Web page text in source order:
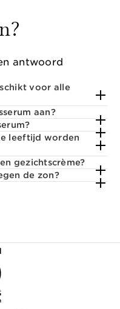
antwoord
voor alle
aan?
leeftijd worden
gezichtscrème?
de zon?